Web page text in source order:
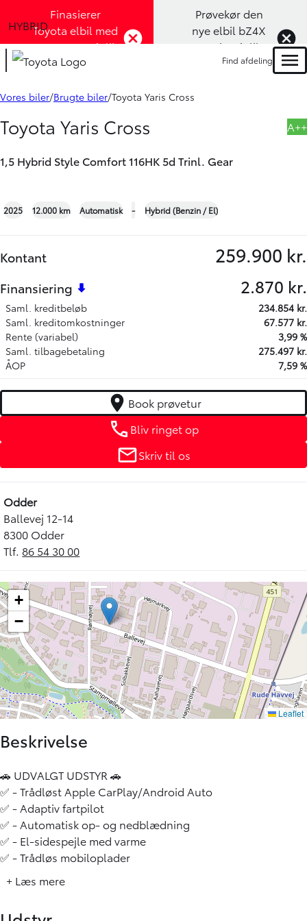
Finasierer
Toyota elbil med
1,99% rente (Klik
her)
Prøvekør den
nye elbil bZ4X
Touring (Klik
her)
Find afdeling
Book prøvetur
Vores biler Brugte biler Toyota Yaris Cross
Toyota Yaris Cross
1,5 Hybrid Style Comfort 116HK 5d Trinl. Gear
A++
HYBRID
2025 12.000 km Automatisk - Hybrid (Benzin / El)
Kontant 259.900 kr.
Finansiering 2.870 kr.
Saml. kreditbeløb
234.854 kr.
Saml. kreditomkostninger
67.577 kr.
Rente (variabel)
3,99 %
Saml. tilbagebetaling
275.497 kr.
ÅOP
7,59 %
Book prøvetur
Bliv ringet op
Skriv til os
Odder
Ballevej 12-14
8300 Odder
Tlf. 86 54 30 00
Beskrivelse
🚗 UDVALGT UDSTYR 🚗
✅ - Trådløst Apple CarPlay/Android Auto
✅ - Adaptiv fartpilot
✅ - Automatisk op- og nedblædning
✅ - El-sidespejle med varme
✅ - Trådløs mobiloplader
✅ - Varme i rat
+ Læs mere